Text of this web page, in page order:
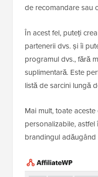
de recomandare sau
În acest fel, puteți
partenerii dvs. și îi
programul dvs., fără
suplimentară. Este
listă de sarcini lungă
Mai mult, toate
personalizabile,
brandingul